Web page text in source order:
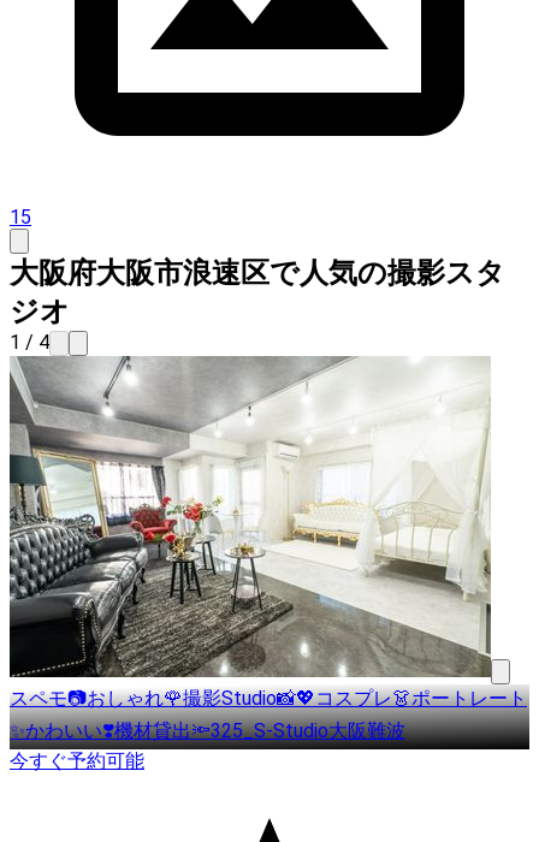
15
大阪府大阪市浪速区で人気の撮影スタ
ジオ
1 / 4
スペモ📷おしゃれ🌹撮影Studio📸💖コスプレ👗ポートレート
✨かわいい❣️機材貸出🔦325_S-Studio大阪難波
今すぐ予約可能